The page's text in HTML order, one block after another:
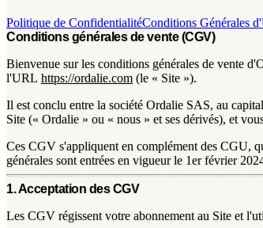
Politique de ConfidentialitéConditions Générales
Conditions générales de vente (CGV)
Bienvenue sur les conditions générales de vente
l'URL https://ordalie.com (le « Site »).
Il est conclu entre la société Ordalie SAS, au
Site (« Ordalie » ou « nous » et ses dérivés), et
Ces CGV s'appliquent en complément des CGU,
générales sont entrées en vigueur le 1er février
1. Acceptation des CGV
Les CGV régissent votre abonnement au Site et